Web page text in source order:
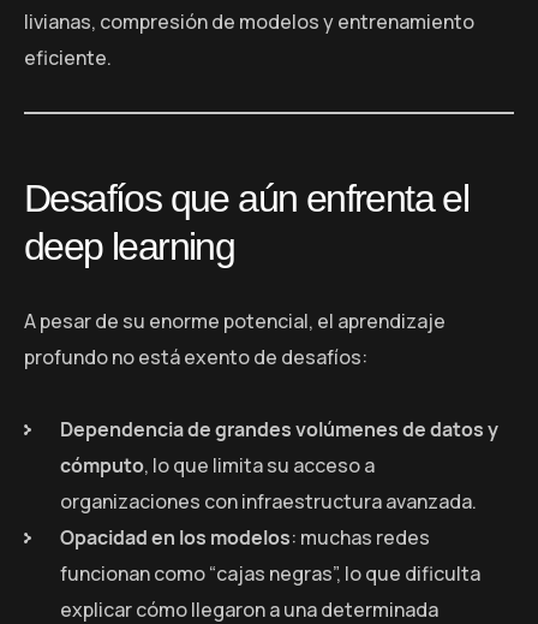
livianas, compresión de modelos y entrenamiento
eficiente.
Desafíos que aún enfrenta el
deep learning
A pesar de su enorme potencial, el aprendizaje
profundo no está exento de desafíos:
Dependencia de grandes volúmenes de datos y
cómputo, lo que limita su acceso a
organizaciones con infraestructura avanzada.
Opacidad en los modelos: muchas redes
funcionan como “cajas negras”, lo que dificulta
explicar cómo llegaron a una determinada